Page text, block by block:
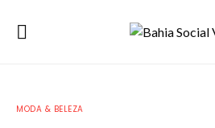
MODA & BELEZA